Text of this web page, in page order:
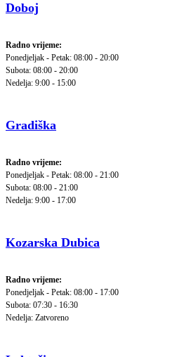
Doboj
Radno vrijeme:
Ponedjeljak - Petak: 08:00 - 20:00
Subota: 08:00 - 20:00
Nedelja: 9:00 - 15:00
Gradiška
Radno vrijeme:
Ponedjeljak - Petak: 08:00 - 21:00
Subota: 08:00 - 21:00
Nedelja: 9:00 - 17:00
Kozarska Dubica
Radno vrijeme:
Ponedjeljak - Petak: 08:00 - 17:00
Subota: 07:30 - 16:30
Nedelja: Zatvoreno